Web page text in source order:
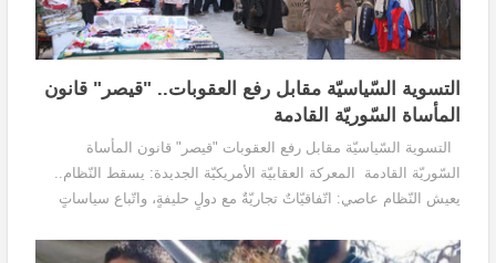
التسوية السّياسيّة مقابل رفع العقوبات.. "قيصر" قانون
المأساة السّوريّة القادمة
التسوية السّياسيّة مقابل رفع العقوبات "قيصر" قانون المأساة
السّوريّة القادمة المعركة العقابيّة الأمريكيّة الجديدة: يسقط النّظام..
يعيش النّظام عاصي: اتّفاقيّاتٌ تجاريّةٌ مع دولٍ حليفةٍ، واتّباع سياساتٍ